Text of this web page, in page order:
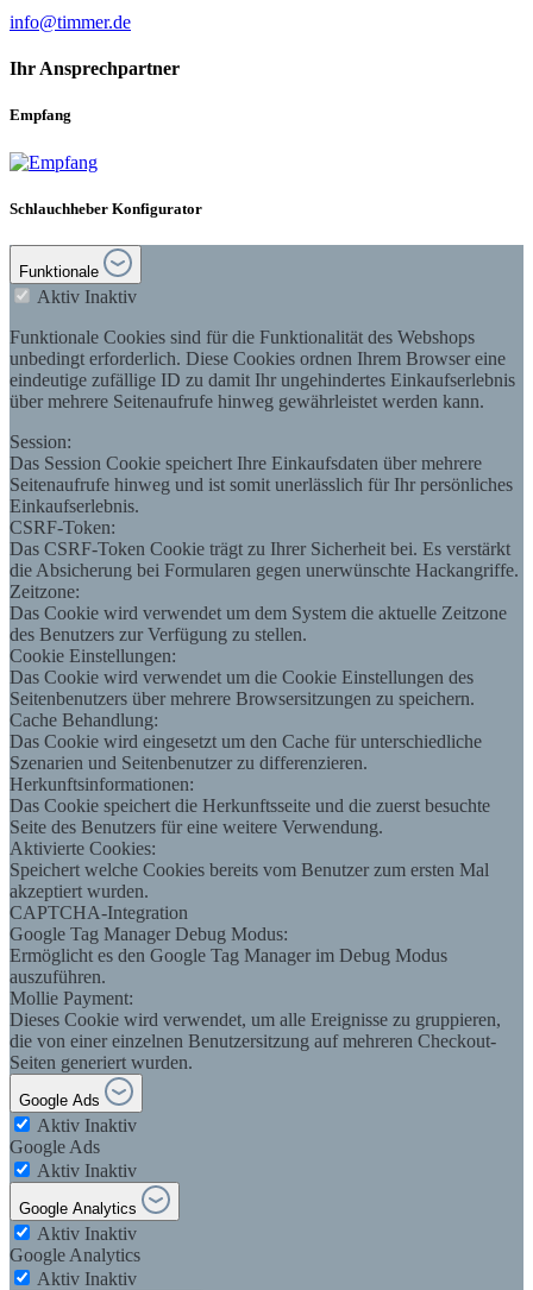
info@timmer.de
Ihr Ansprechpartner
Empfang
Schlauchheber Konfigurator
Funktionale
Aktiv Inaktiv
Funktionale Cookies sind für die Funktionalität des Webshops
unbedingt erforderlich. Diese Cookies ordnen Ihrem Browser eine
eindeutige zufällige ID zu damit Ihr ungehindertes Einkaufserlebnis
über mehrere Seitenaufrufe hinweg gewährleistet werden kann.
Session:
Das Session Cookie speichert Ihre Einkaufsdaten über mehrere
Seitenaufrufe hinweg und ist somit unerlässlich für Ihr persönliches
Einkaufserlebnis.
CSRF-Token:
Das CSRF-Token Cookie trägt zu Ihrer Sicherheit bei. Es verstärkt
die Absicherung bei Formularen gegen unerwünschte Hackangriffe.
Zeitzone:
Das Cookie wird verwendet um dem System die aktuelle Zeitzone
des Benutzers zur Verfügung zu stellen.
Cookie Einstellungen:
Das Cookie wird verwendet um die Cookie Einstellungen des
Seitenbenutzers über mehrere Browsersitzungen zu speichern.
Cache Behandlung:
Das Cookie wird eingesetzt um den Cache für unterschiedliche
Szenarien und Seitenbenutzer zu differenzieren.
Herkunftsinformationen:
Das Cookie speichert die Herkunftsseite und die zuerst besuchte
Seite des Benutzers für eine weitere Verwendung.
Aktivierte Cookies:
Speichert welche Cookies bereits vom Benutzer zum ersten Mal
akzeptiert wurden.
CAPTCHA-Integration
Google Tag Manager Debug Modus:
Ermöglicht es den Google Tag Manager im Debug Modus
auszuführen.
Mollie Payment:
Dieses Cookie wird verwendet, um alle Ereignisse zu gruppieren,
die von einer einzelnen Benutzersitzung auf mehreren Checkout-
Seiten generiert wurden.
Google Ads
Aktiv Inaktiv
Google Ads
Aktiv Inaktiv
Google Analytics
Aktiv Inaktiv
Google Analytics
Aktiv Inaktiv